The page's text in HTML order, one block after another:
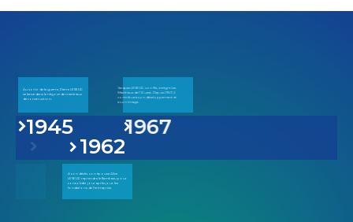
1967
1945 1994
1962
Au sortir de la guerre, Pierre LESEUR
se lance dans le négoce de matériaux
de construction.
Jacques LESEUR, son fils, intègre Les
Matériaux de l'Ouest. Depuis 1967, il
contribue à son développement et
à son image.
Création d'APO, à ROSTRENEN.
A son décès, son épouse Alice
LESEUR reprendra le flambeau pour
consolider jour après jour les
fondations de l'entreprise.